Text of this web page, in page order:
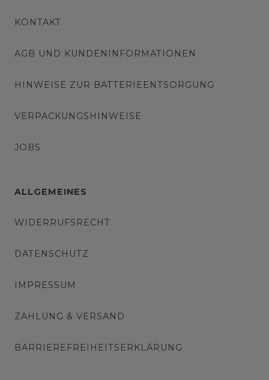
KONTAKT
AGB UND KUNDENINFORMATIONEN
HINWEISE ZUR BATTERIEENTSORGUNG
VERPACKUNGSHINWEISE
JOBS
ALLGEMEINES
WIDERRUFSRECHT
DATENSCHUTZ
IMPRESSUM
ZAHLUNG & VERSAND
BARRIEREFREIHEITSERKLÄRUNG